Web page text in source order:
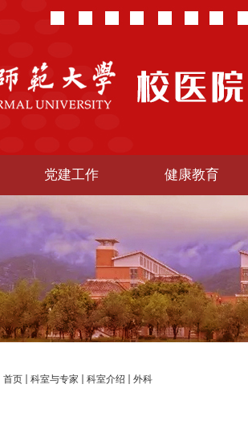
党建工作 健康教育
首页 科室与专家 科室介绍 外科